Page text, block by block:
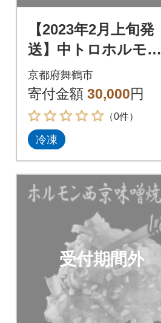
【2023年2月上旬発
送】中トロホルモン
西京味噌焼き 1.8kg
京都府舞鶴市
寄付金額 30,000円
（0件）
冷凍
受付期間外